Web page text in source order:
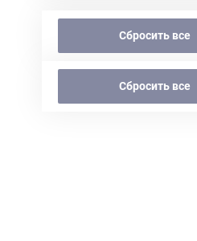
Сбросить все
Сбросить все